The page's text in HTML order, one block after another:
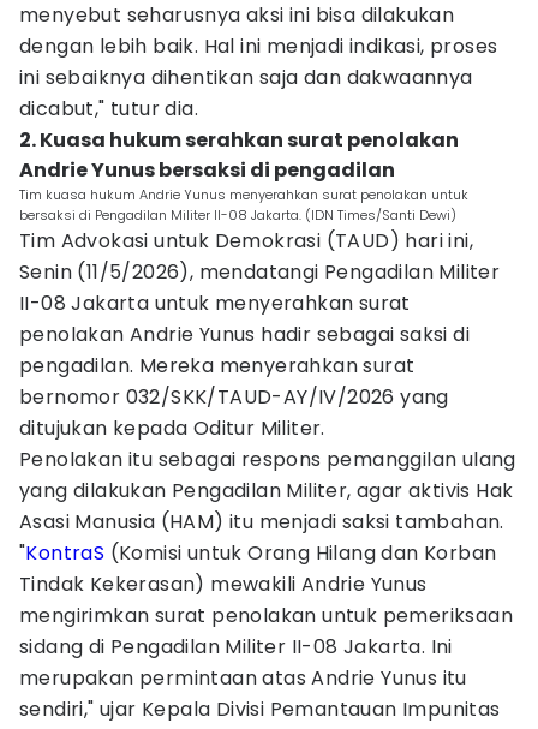
menyebut seharusnya aksi ini bisa dilakukan
dengan lebih baik. Hal ini menjadi indikasi, proses
ini sebaiknya dihentikan saja dan dakwaannya
dicabut," tutur dia.
2. Kuasa hukum serahkan surat penolakan
Andrie Yunus bersaksi di pengadilan
Tim kuasa hukum Andrie Yunus menyerahkan surat penolakan untuk
bersaksi di Pengadilan Militer II-08 Jakarta. (IDN Times/Santi Dewi)
Tim Advokasi untuk Demokrasi (TAUD) hari ini,
Senin (11/5/2026), mendatangi Pengadilan Militer
II-08 Jakarta untuk menyerahkan surat
penolakan Andrie Yunus hadir sebagai saksi di
pengadilan. Mereka menyerahkan surat
bernomor 032/SKK/TAUD-AY/IV/2026 yang
ditujukan kepada Oditur Militer.
Penolakan itu sebagai respons pemanggilan ulang
yang dilakukan Pengadilan Militer, agar aktivis Hak
Asasi Manusia (HAM) itu menjadi saksi tambahan.
"KontraS (Komisi untuk Orang Hilang dan Korban
Tindak Kekerasan) mewakili Andrie Yunus
mengirimkan surat penolakan untuk pemeriksaan
sidang di Pengadilan Militer II-08 Jakarta. Ini
merupakan permintaan atas Andrie Yunus itu
sendiri," ujar Kepala Divisi Pemantauan Impunitas